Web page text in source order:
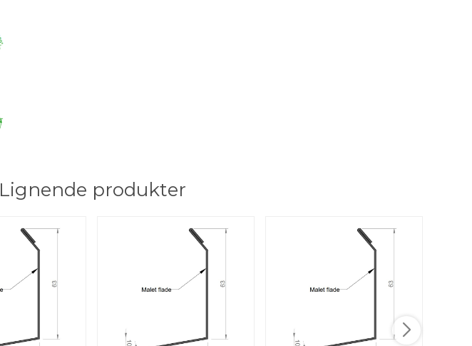
Lignende produkter